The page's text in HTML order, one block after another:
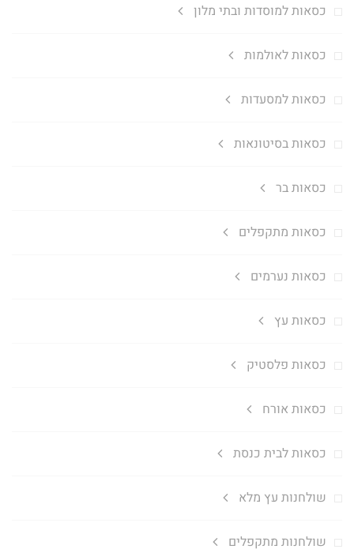
כסאות למוסדות ובתי מלון
כסאות לאולמות
כסאות למסעדות
כסאות בסיטונאות
כסאות בר
כסאות מתקפלים
כסאות נערמים
כסאות עץ
כסאות פלסטיק
כסאות אורח
כסאות לבית כנסת
שולחנות עץ מלא
שולחנות מתקפלים